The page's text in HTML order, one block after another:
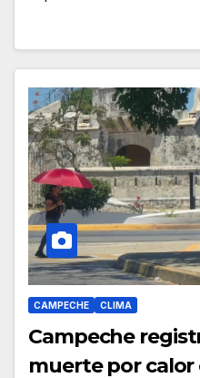
CAMPECHE CLIMA
Campeche
muerte por calor